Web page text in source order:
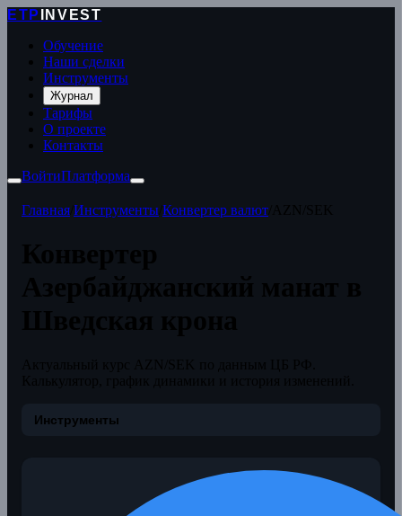
ETP
INVEST
Обучение
Наши сделки
Инструменты
Журнал
Тарифы
О проекте
Контакты
ВойтиПлатформа
Главная Инструменты Конвертер валют
Инструменты